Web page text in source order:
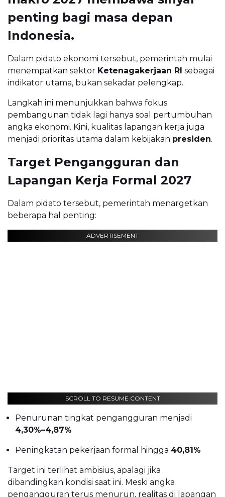
penting bagi masa depan
Indonesia.
Dalam pidato ekonomi tersebut, pemerintah mulai
menempatkan sektor Ketenagakerjaan RI sebagai
indikator utama, bukan sekadar pelengkap.
Langkah ini menunjukkan bahwa fokus
pembangunan tidak lagi hanya soal pertumbuhan
angka ekonomi. Kini, kualitas lapangan kerja juga
menjadi prioritas utama dalam kebijakan presiden.
Target Pengangguran dan
Lapangan Kerja Formal 2027
Dalam pidato tersebut, pemerintah menargetkan
beberapa hal penting:
ADVERTISEMENT
SCROLL TO RESUME CONTENT
Penurunan tingkat pengangguran menjadi
4,30%–4,87%
Peningkatan pekerjaan formal hingga 40,81%
Target ini terlihat ambisius, apalagi jika
dibandingkan kondisi saat ini. Meski angka
pengangguran terus menurun, realitas di lapangan